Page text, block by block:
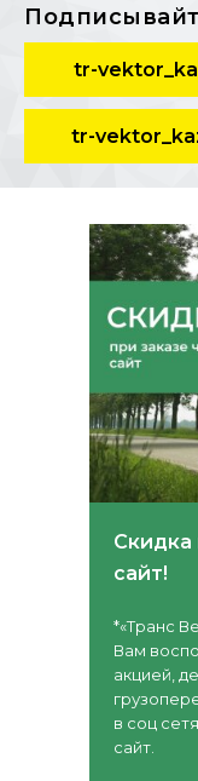
tr-
tr-
Скидка
сайт!
*«Транс
Вам
акцией,
в соц
сайт.